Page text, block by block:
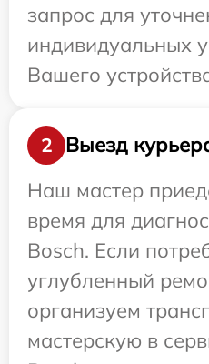
запрос для
индивидуальных
Вашего
2
Выезд
Наш мастер
время для
Bosch. Если
углубленный
организуем
мастерскую в